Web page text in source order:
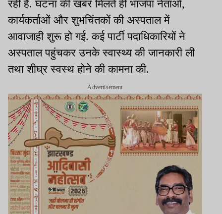
रही है. घटना की खबर मिलते ही भाजपा नेताओं,
कार्यकर्ताओं और शुभचिंतकों की अस्पताल में
आवाजाही शुरू हो गई. कई पार्टी पदाधिकारियों ने
अस्पताल पहुंचकर उनके स्वास्थ्य की जानकारी ली
तथा शीघ्र स्वस्थ होने की कामना की.
Advertisement